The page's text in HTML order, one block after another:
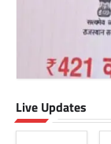
Live Updates